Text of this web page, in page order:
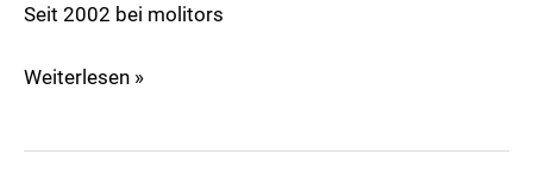
Seit 2002 bei molitors
Weiterlesen »